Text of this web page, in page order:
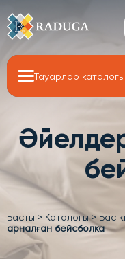
Тауарлар каталогы
Басты > Каталогы>Бас
арналған бейсболка